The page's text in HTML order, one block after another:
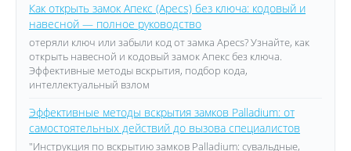
Как открыть замок Апекс (Apecs) без ключа: кодовый и
навесной — полное руководство
отеряли ключ или забыли код от замка Apecs? Узнайте, как
открыть навесной и кодовый замок Апекс без ключа.
Эффективные методы вскрытия, подбор кода,
интеллектуальный взлом
Эффективные методы вскрытия замков Palladium: от
самостоятельных действий до вызова специалистов
"Инструкция по вскрытию замков Palladium: сувальдные,